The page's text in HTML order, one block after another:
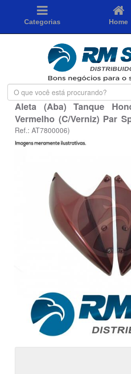
Categorias Home
O
que
você
está
procurando?
Aleta (Aba) Tanque
Vermelho (C/Verniz) Par
Ref.: AT7800006)